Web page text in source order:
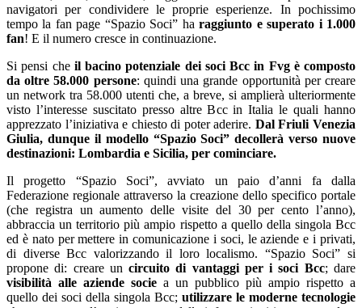
navigatori per condividere le proprie esperienze. In pochissimo
tempo la fan page “Spazio Soci” haraggiunto e superato i 1.000
fan! E il numero cresce in continuazione.
Si pensi che il bacino potenziale dei soci Bcc in Fvg è composto
da oltre 58.000 persone: quindi una grande opportunità per creare
un network tra 58.000 utenti che, a breve, si amplierà ulteriormente
visto l’interesse suscitato presso altre Bcc in Italia le quali hanno
apprezzato l’iniziativa e chiesto di poter aderire. Dal Friuli Venezia
Giulia, dunque il modello “Spazio Soci” decollerà verso nuove
destinazioni: Lombardia e Sicilia, per cominciare.
Il progetto “Spazio Soci”, avviato un paio d’anni fa dalla
Federazione regionale attraverso la creazione dello specifico portale
(che registra un aumento delle visite del 30 per cento l’anno),
abbraccia un territorio più ampio rispetto a quello della singola Bcc
ed è nato per mettere in comunicazione i soci, le aziende e i privati,
di diverse Bcc valorizzando il loro localismo. “Spazio Soci” si
propone di: creare uncircuito di vantaggi per i soci Bcc; dare
visibilità alle aziende socie a un pubblico più ampio rispetto a
quello dei soci della singola Bcc; utilizzare le moderne tecnologie